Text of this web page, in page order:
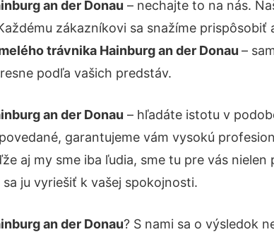
an der Donau – nechajte to na nás.
zákazníkovi sa snažíme
trávnika Hainburg an der Donau –
podľa vašich predstáv.
an der Donau – hľadáte istotu v
garantujeme vám vysokú
aj my sme iba ľudia, sme tu pre vás
ju vyriešiť k vašej spokojnosti.
an der Donau? S nami sa o výsledok